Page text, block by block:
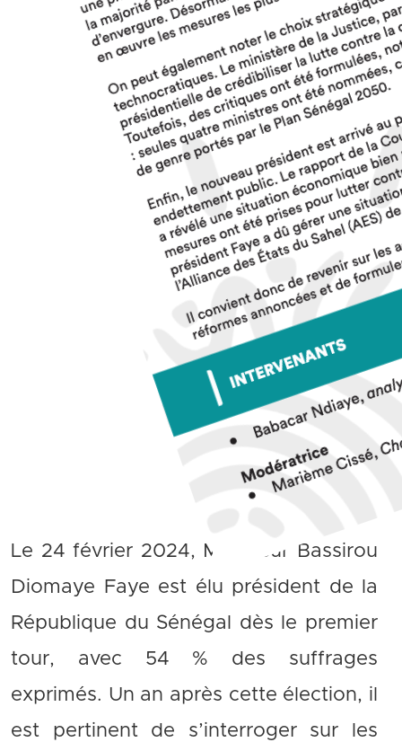
Le 24 février 2024, Monsieur Bassirou
Diomaye Faye est élu président de la
République du Sénégal dès le premier
tour, avec 54 % des suffrages
exprimés. Un an après cette élection, il
est pertinent de s’interroger sur les